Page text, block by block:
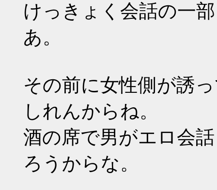
けっきょく会話の一
あ。
その前に女性側が誘
しれんからね。
酒の席で男がエロ会
ろうからな。